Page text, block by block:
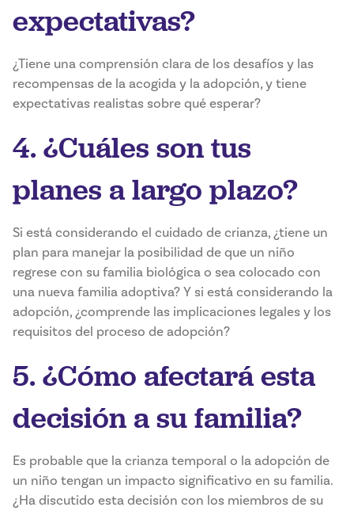
expectativas?
¿Tiene una comprensión clara de los desafíos y las
recompensas de la acogida y la adopción, y tiene
expectativas realistas sobre qué esperar?
4. ¿Cuáles son tus
planes a largo plazo?
Si está considerando el cuidado de crianza, ¿tiene un
plan para manejar la posibilidad de que un niño
regrese con su familia biológica o sea colocado con
una nueva familia adoptiva? Y si está considerando la
adopción, ¿comprende las implicaciones legales y los
requisitos del proceso de adopción?
5. ¿Cómo afectará esta
decisión a su familia?
Es probable que la crianza temporal o la adopción de
un niño tengan un impacto significativo en su familia.
¿Ha discutido esta decisión con los miembros de su